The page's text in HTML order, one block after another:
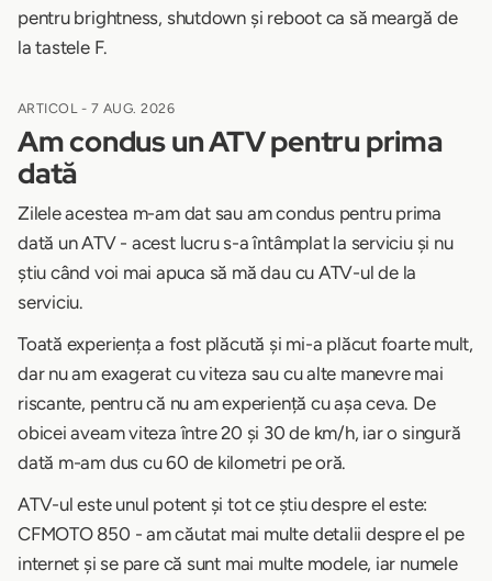
pentru brightness, shutdown și reboot ca să meargă de
la tastele F.
ARTICOL - 7 AUG. 2026
Am condus un ATV pentru prima
dată
Zilele acestea m-am dat sau am condus pentru prima
dată un ATV - acest lucru s-a întâmplat la serviciu și nu
știu când voi mai apuca să mă dau cu ATV-ul de la
serviciu.
Toată experiența a fost plăcută și mi-a plăcut foarte mult,
dar nu am exagerat cu viteza sau cu alte manevre mai
riscante, pentru că nu am experiență cu așa ceva. De
obicei aveam viteza între 20 și 30 de km/h, iar o singură
dată m-am dus cu 60 de kilometri pe oră.
ATV-ul este unul potent și tot ce știu despre el este:
CFMOTO 850 - am căutat mai multe detalii despre el pe
internet și se pare că sunt mai multe modele, iar numele